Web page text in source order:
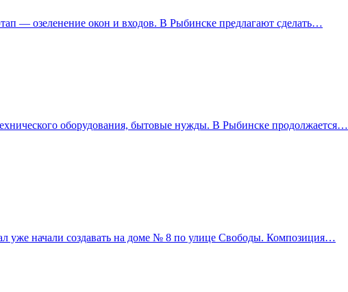
— озеленение окон и входов. В Рыбинске предлагают сделать…
оборудования, бытовые нужды. В Рыбинске продолжается…
уже начали создавать на доме № 8 по улице Свободы. Композиция…